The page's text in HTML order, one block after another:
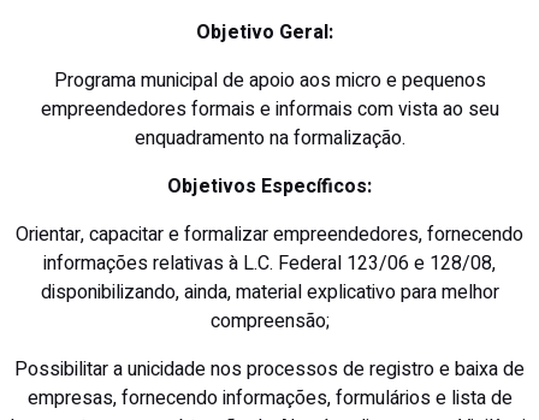
Objetivo Geral:
Programa municipal de apoio aos micro e pequenos
empreendedores formais e informais com vista ao seu
enquadramento na formalização.
Objetivos Específicos:
Orientar, capacitar e formalizar empreendedores, fornecendo
informações relativas à L.C. Federal 123/06 e 128/08,
disponibilizando, ainda, material explicativo para melhor
compreensão;
Possibilitar a unicidade nos processos de registro e baixa de
empresas, fornecendo informações, formulários e lista de